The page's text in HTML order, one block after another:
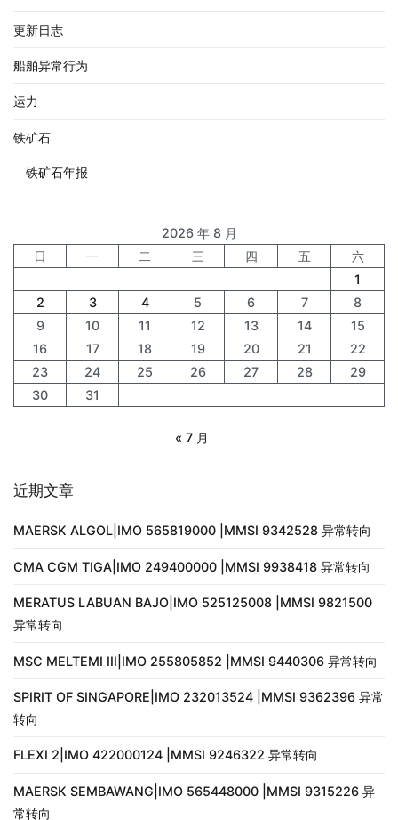
更新日志
船舶异常行为
运力
铁矿石
铁矿石年报
2026 年 8 月
日
一 二 三 四 五
六
1
2
3 4 5 6 7
8
9
10 11 12 13 14
15
16
17 18 19 20 21
22
23
24 25 26 27 28
29
30
31
« 7 月
近期文章
MAERSK ALGOL|IMO 565819000 |MMSI 9342528 异常转向
CMA CGM TIGA|IMO 249400000 |MMSI 9938418 异常转向
MERATUS LABUAN BAJO|IMO 525125008 |MMSI 9821500
异常转向
MSC MELTEMI III|IMO 255805852 |MMSI 9440306 异常转向
SPIRIT OF SINGAPORE|IMO 232013524 |MMSI 9362396 异常
转向
FLEXI 2|IMO 422000124 |MMSI 9246322 异常转向
MAERSK SEMBAWANG|IMO 565448000 |MMSI 9315226 异
常转向